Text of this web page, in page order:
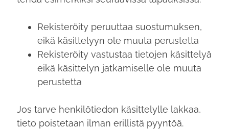
Rekisteröity peruuttaa suostumuksen,
eikä käsittelyyn ole muuta perustetta
Rekisteröity vastustaa tietojen käsittelyä
eikä käsittelyn jatkamiselle ole muuta
perustetta
Jos tarve henkilötiedon käsittelylle lakkaa,
tieto poistetaan ilman erillistä pyyntöä.